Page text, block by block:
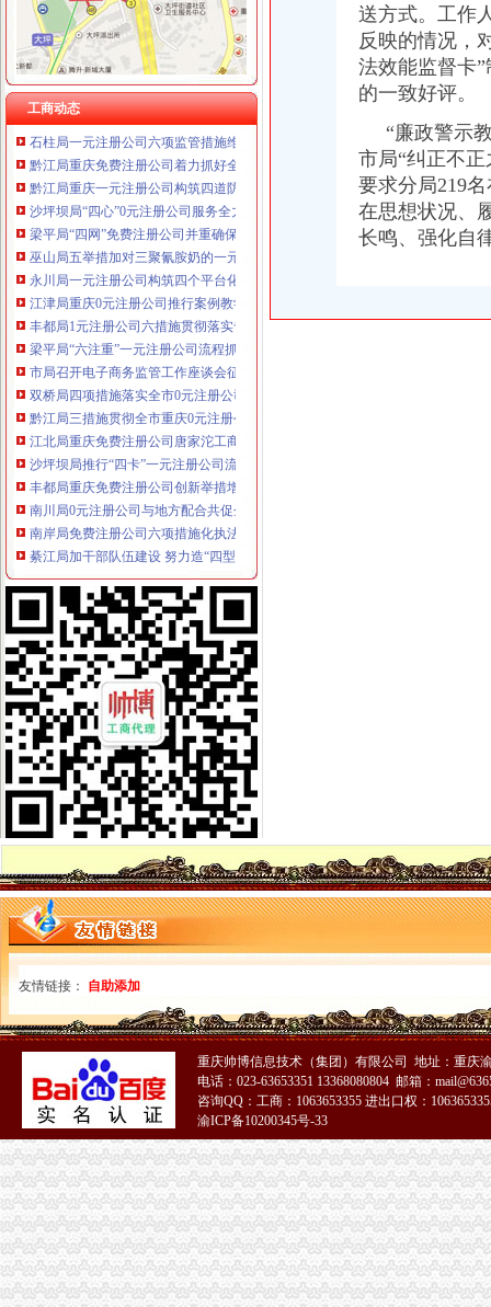
工商动态
北碚局重庆0元注册公司四方面入手全面部署企业年检工作
市局局长、组书记王元楷调要以“三个全面”1元注册公司深入学习实践科学发展
万盛局贯彻落实市0元注册公司局深入学习实践科学发展观活动电视电话会议精
璧山局一元注册公司流程全面开展电子商务监管工作
涪陵区出台《知名商标的重庆一元注册公司认定与保护办法》
石柱局一元注册公司六项监管措施维护蚕茧收购秩序
黔江局重庆免费注册公司着力抓好全区企业信用体系建设工作
黔江局重庆一元注册公司构筑四道防火墙严防问题奶制品
沙坪坝局“四心”0元注册公司服务全力推进下岗失业人员再就业工程
梁平局“四网”免费注册公司并重确保农村食品安全
巫山局五举措加对三聚氰胺奶的一元注册公司流程监管
永川局一元注册公司构筑四个平台化招商引资工作
江津局重庆0元注册公司推行案例教学法培训取得实效
丰都局1元注册公司六措施贯彻落实专项教育培训电视电话会议精
梁平局“六注重”一元注册公司流程抓实月饼市场监管
市局召开电子商务监管工作座谈会征求有关专家、市场主体和职能部门的重庆0
双桥局四项措施落实全市0元注册公司工商局长座谈会精
黔江局三措施贯彻全市重庆0元注册公司工商局长座谈会精
江北局重庆免费注册公司唐家沱工商所积索服务地区经济新思路
沙坪坝局推行“四卡”一元注册公司流程制度努力提升“光工商”形象
丰都局重庆免费注册公司创新举措增干部履职能力
南川局0元注册公司与地方配合共促企业发展
南岸局免费注册公司六项措施化执法办案工作取得明显效果
綦江局加干部队伍建设 努力造“四型”0元注册公司流程工商
渝北局重庆0元注册公司建立奥运期间安全稳定工作责任追究制
江津局免费注册公司五项措施索电子商务监管
荣昌局开展“四个一”一元注册公司活动庆祝建八十七周年
酉局一元注册公司开展保护商标专用权专项整行动见成效
垫江县举行创建无销社区(村)启动仪式
黔江局1元注册公司加大高危行业监管力度全力服务安全生产
高新区局按照“四高”1元注册公司新要求造精品化、超前化服务通道
巫溪局1元注册公司三到位加名称预核数据质量
经开园局重庆免费注册公司四项措施推行内资企业网上年检取得明显成效
市0元注册公司局新认定44件重庆市著名商标
市0元注册公司工商局五项措施规范化肥市场秩序
大足局三大举措开展击盗“三电”重庆一元注册公司行动
市工商局局长、重庆0元注册公司组书记王元楷对商标工作提出三点要求
沙坪坝局0元注册公司流程立足三个方面大力推进内部管理规范化建设
云局1元注册公司五严举措遏制虚招生广告
渝中局召开庆祝建八十七周年暨“七.一”1元注册公司表彰大会
开县局创新“守重”免费注册公司企业评比机制做到“三个结合”
永川局免费注册公司明确当前执法办案工作九大重点
江津局一元注册公司开展一会两站全员培训夯实维权队伍基础
沙坪坝局三个“抓手”0元注册公司流程促进监管执法行为法化、规范化、制度化
奉节局开展“七个一”活动庆祝的免费注册公司生日暨工商恢复建制成立三十周年
江北局唐家沱工商所积清理整顿旅游市0元注册公司流程场
万州局一元注册公司流程严厉击四种违法行为大力规范招生秩序
巴南局0元注册公司抓监管重服务促进液化石油气行业规范经营
市工商局着力解决当前大讨论中面临的重庆一元注册公司“五个问题”
市工商局局局长、组书记王元楷调当前全市工商系统大讨论工作要突出“三个着
九龙坡局一元注册公司以规范格式条款为重点 加大辖区合同监管力度
酉局重庆0元注册公司五加着力营造和谐环境
全系统文艺调演筹备工作紧锣密鼓热火朝天
荣昌局一元注册公司仁义所化仔猪交易中介管理成效明显
渝中局一元注册公司流程开展公共服务行业消费者满意度
市局郭翔副副局长到院看望来自北川县工商局的重庆0元注册公司受伤女职工
送方式。工作
反映的情况，
法效能监督卡
的一致好评。
“廉政警示教
市局“纠正不
要求分局219
在思想状况、
长鸣、强化自
友情链接： 自助添加
重庆帅博信息技术（集团）有限公司 地址：重庆
电话：023-63653351 13368080804 邮箱：
咨询QQ：工商：1063653355 进出口权：
渝ICP备10200345号-33